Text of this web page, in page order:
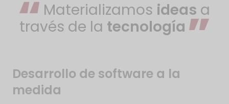
Materializamos ideas a
través de la tecnología
Desarrollo de software a la
medida